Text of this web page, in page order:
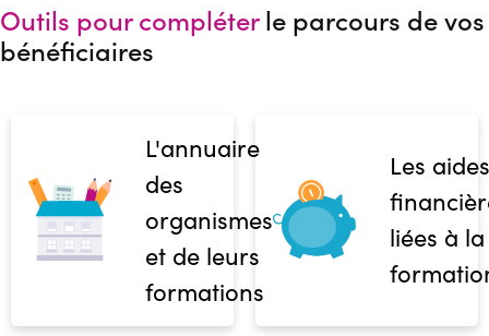
Outils pour compléterle parcours de vos
bénéficiaires
L'annuaire
des
organismes
et de leurs
formations
Les aides
liées à la